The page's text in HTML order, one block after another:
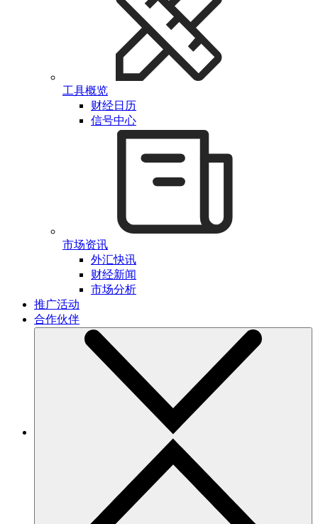
工具概览
财经日历
信号中心
市场资讯
外汇快讯
财经新闻
市场分析
推广活动
合作伙伴